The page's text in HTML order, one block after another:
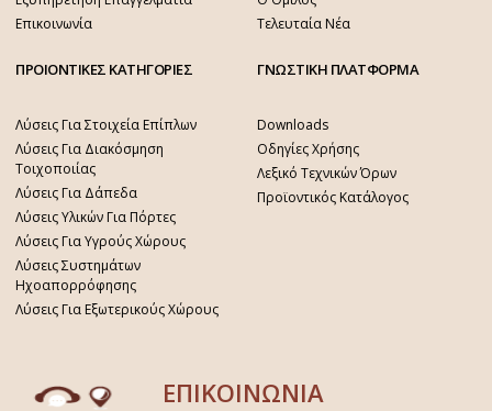
Επικοινωνία
Τελευταία Νέα
ΠΡΟΙΟΝΤΙΚΕΣ ΚΑΤΗΓΟΡΙΕΣ
Λύσεις Για Στοιχεία Επίπλων
Λύσεις Για Διακόσμηση
Τοιχοποιίας
Λύσεις Για Δάπεδα
Λύσεις Υλικών Για Πόρτες
Λύσεις Για Υγρούς Χώρους
Λύσεις Συστημάτων
Ηχοαπορρόφησης
Λύσεις Για Εξωτερικούς Χώρους
ΓΝΩΣΤΙΚΗ ΠΛΑΤΦΟΡΜΑ
Downloads
Οδηγίες Χρήσης
Λεξικό Τεχνικών Όρων
Προϊοντικός Κατάλογος
ΕΠΙΚΟΙΝΩΝΙΑ